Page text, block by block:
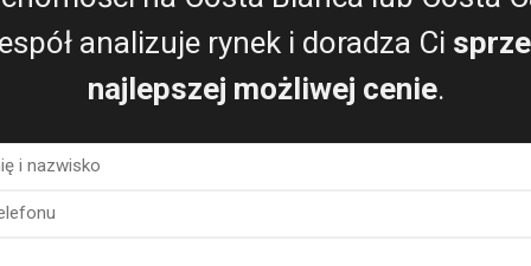
OPINIE
Co mówią klienci
analizuje rynek i doradza Ci
najlepszej możliwej cenie.